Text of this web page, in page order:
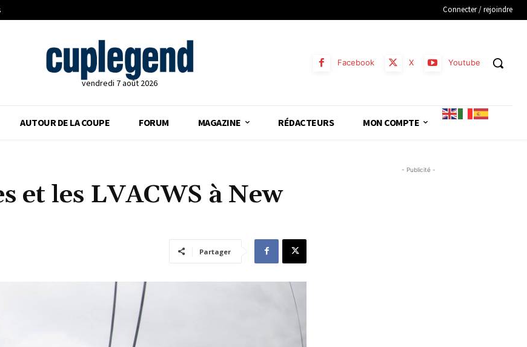
Connecter / rejoindre
vendredi 7 août 2026
Facebook X Youtube
AUTOUR DE LA COUPE FORUM MAGAZINE RÉDACTEURS MON COMPTE
et les LVACWS à New
Partager
- Publicité -